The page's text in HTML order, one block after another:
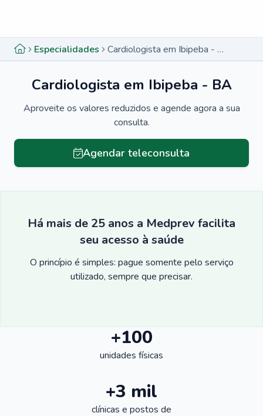
Especialidades Cardiologista em Ibipeba - BA
Cardiologista em Ibipeba - BA
Aproveite os valores reduzidos e agende agora a sua
consulta.
Agendar teleconsulta
Há mais de 25 anos a Medprev facilita
seu acesso à saúde
O princípio é simples: pague somente pelo serviço
utilizado, sempre que precisar.
+100
unidades físicas
+3 mil
clínicas e postos de